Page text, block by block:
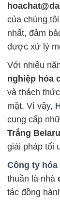
của chúng
nhất, đảm
được xử lý
Với nhiều
nghiệp hóa
và thách
mặt. Vì vậy,
cung cấp
Trắng
giải pháp tối
Công ty
thuần là nhà
tác đồng